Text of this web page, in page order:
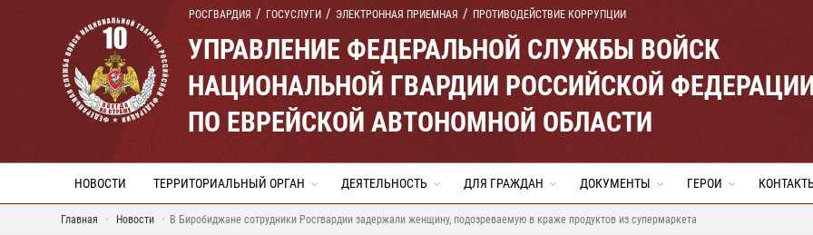
РОСГВАРДИЯ ГОСУСЛУГИ ЭЛЕКТРОННАЯ ПРИЕМНАЯ ПРОТИВОДЕЙСТВИЕ КОРРУПЦИИ
УПРАВЛЕНИЕ ФЕДЕРАЛЬНОЙ СЛУЖБЫ ВОЙСК
НАЦИОНАЛЬНОЙ ГВАРДИИ РОССИЙСКОЙ
ПО ЕВРЕЙСКОЙ АВТОНОМНОЙ ОБЛАСТИ
НОВОСТИ ТЕРРИТОРИАЛЬНЫЙ ОРГАН ДЕЯТЕЛЬНОСТЬ ДЛЯ ГРАЖДАН ДОКУМЕНТЫ ГЕРОИ
Главная Новости В Биробиджане сотрудники Росгвардии задержали женщину, подозреваемую в краже продуктов из супермаркета